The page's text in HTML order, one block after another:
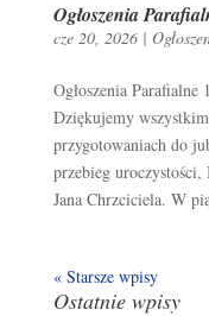
Ogłoszenia
cze 20, 2026|
Ogłoszenia
Dziękujemy
przygotowaniach do
przebieg uroczystości,
Jana Chrzciciela. W
« Starsze wpisy
Ostatnie wpisy